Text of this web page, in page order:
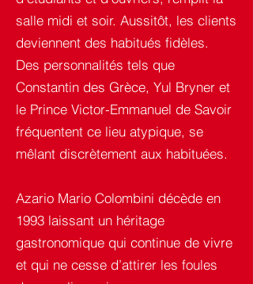
salle midi et soir. Aussitôt, les clients
deviennent des habitués fidèles.
Des personnalités tels que
Constantin des Grèce, Yul Bryner et
le Prince Victor-Emmanuel de Savoir
fréquentent ce lieu atypique, se
mêlant discrètement aux habituées.
Azario Mario Colombini décède en
1993 laissant un héritage
gastronomique qui continue de vivre
et qui ne cesse d’attirer les foules